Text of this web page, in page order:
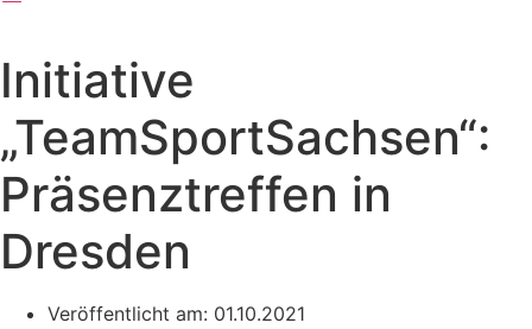
Initiative
„TeamSportSachsen“:
Präsenztreffen in
Dresden
Veröffentlicht am: 01.10.2021